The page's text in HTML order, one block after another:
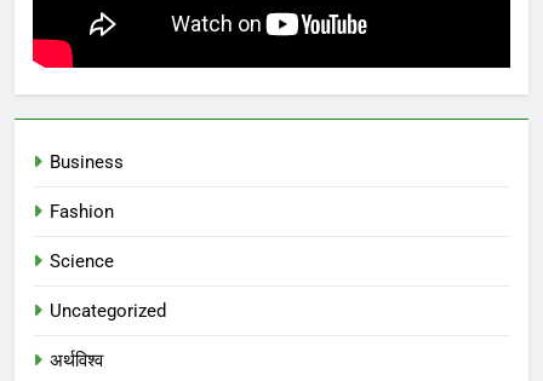
Business
Fashion
Science
Uncategorized
अर्थविश्व